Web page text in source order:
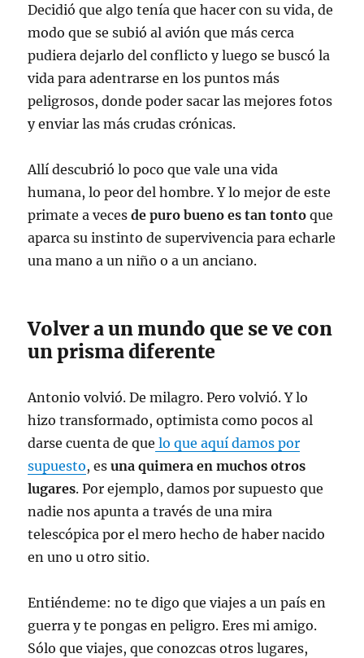
Decidió que algo tenía que hacer con su vida, de
modo que se subió al avión que más cerca
pudiera dejarlo del conflicto y luego se buscó la
vida para adentrarse en los puntos más
peligrosos, donde poder sacar las mejores fotos
y enviar las más crudas crónicas.
Allí descubrió lo poco que vale una vida
humana, lo peor del hombre. Y lo mejor de este
primate a vecesde puro bueno es tan tonto que
aparca su instinto de supervivencia para echarle
una mano a un niño o a un anciano.
Volver a un mundo que se ve con
un prisma diferente
Antonio volvió. De milagro. Pero volvió. Y lo
hizo transformado, optimista como pocos al
darse cuenta de que lo que aquí damos por
supuesto, esuna quimera en muchos otros
lugares. Por ejemplo, damos por supuesto que
nadie nos apunta a través de una mira
telescópica por el mero hecho de haber nacido
en uno u otro sitio.
Entiéndeme: no te digo que viajes a un país en
guerra y te pongas en peligro. Eres mi amigo.
Sólo que viajes, que conozcas otros lugares,